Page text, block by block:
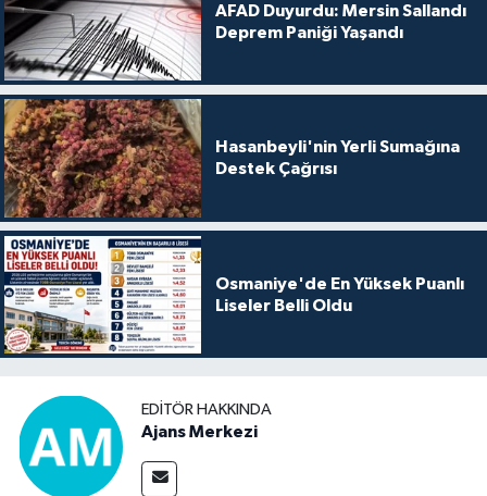
AFAD Duyurdu: Mersin Sallandı
Deprem Paniği Yaşandı
Hasanbeyli'nin Yerli Sumağına
Destek Çağrısı
Osmaniye'de En Yüksek Puanlı
Liseler Belli Oldu
EDITÖR HAKKINDA
Ajans Merkezi